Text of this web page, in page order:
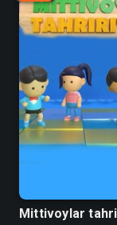
Mittivoylar